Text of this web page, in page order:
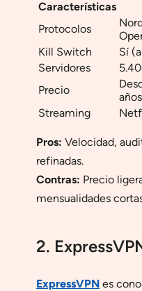
Características
Protocolos
Kill Switch
Sí
Servidores
Precio
Streaming
Pros: Velocidad,
refinadas.
Contras: Precio
mensualidades
2.
ExpressVPN es